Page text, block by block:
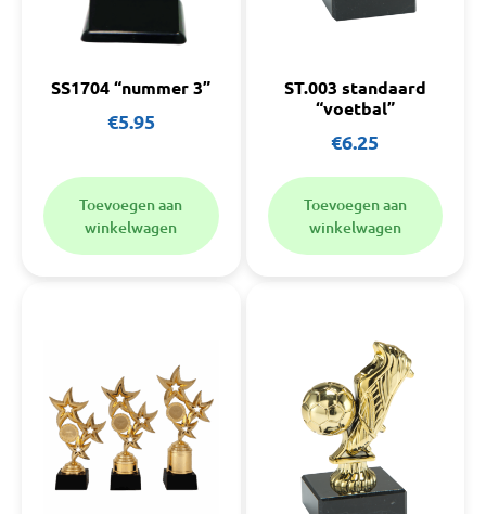
SS1704 “nummer 3”
€5.95
Toevoegen aan
winkelwagen
ST.003 standaard
“voetbal”
€6.25
Toevoegen aan
winkelwagen